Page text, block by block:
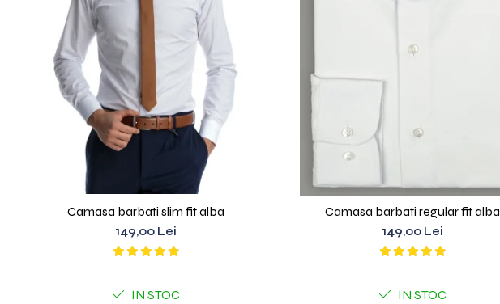
Camasa barbati slim fit alba
149,00 Lei
IN STOC
Camasa barbati regular fit alba
149,00 Lei
IN STOC